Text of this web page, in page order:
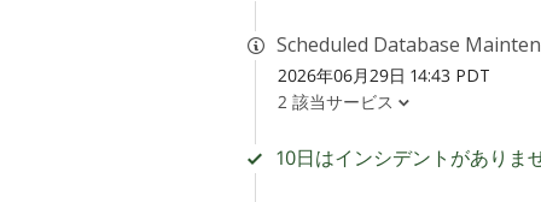
Scheduled Database
2026年06月29日 14:43 PDT
2 該当サービス
10日はインシデントがありま